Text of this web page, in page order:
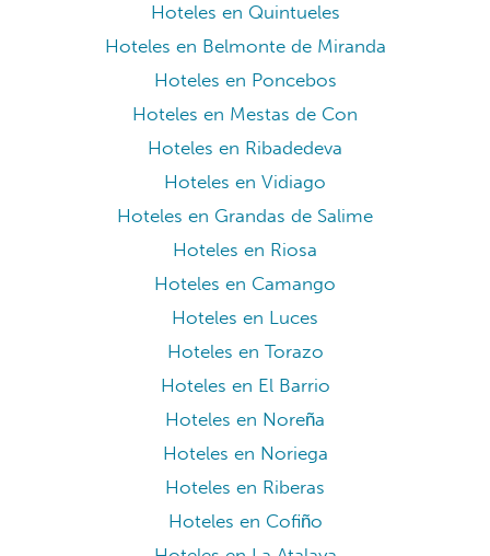
Hoteles en Quintueles
Hoteles en Belmonte de Miranda
Hoteles en Poncebos
Hoteles en Mestas de Con
Hoteles en Ribadedeva
Hoteles en Vidiago
Hoteles en Grandas de Salime
Hoteles en Riosa
Hoteles en Camango
Hoteles en Luces
Hoteles en Torazo
Hoteles en El Barrio
Hoteles en Noreña
Hoteles en Noriega
Hoteles en Riberas
Hoteles en Cofiño